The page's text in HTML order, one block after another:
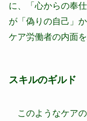
に、「心からの奉
が「偽りの自己」
ケア労働者の内面を
スキルのギルド
このようなケア